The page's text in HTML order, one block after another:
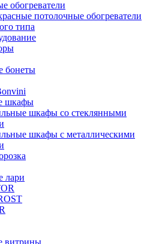
обогреватели
потолочные обогреватели
типа
бонеты
шкафы
шкафы cо стеклянными
шкафы с металлическими
лари
витрины